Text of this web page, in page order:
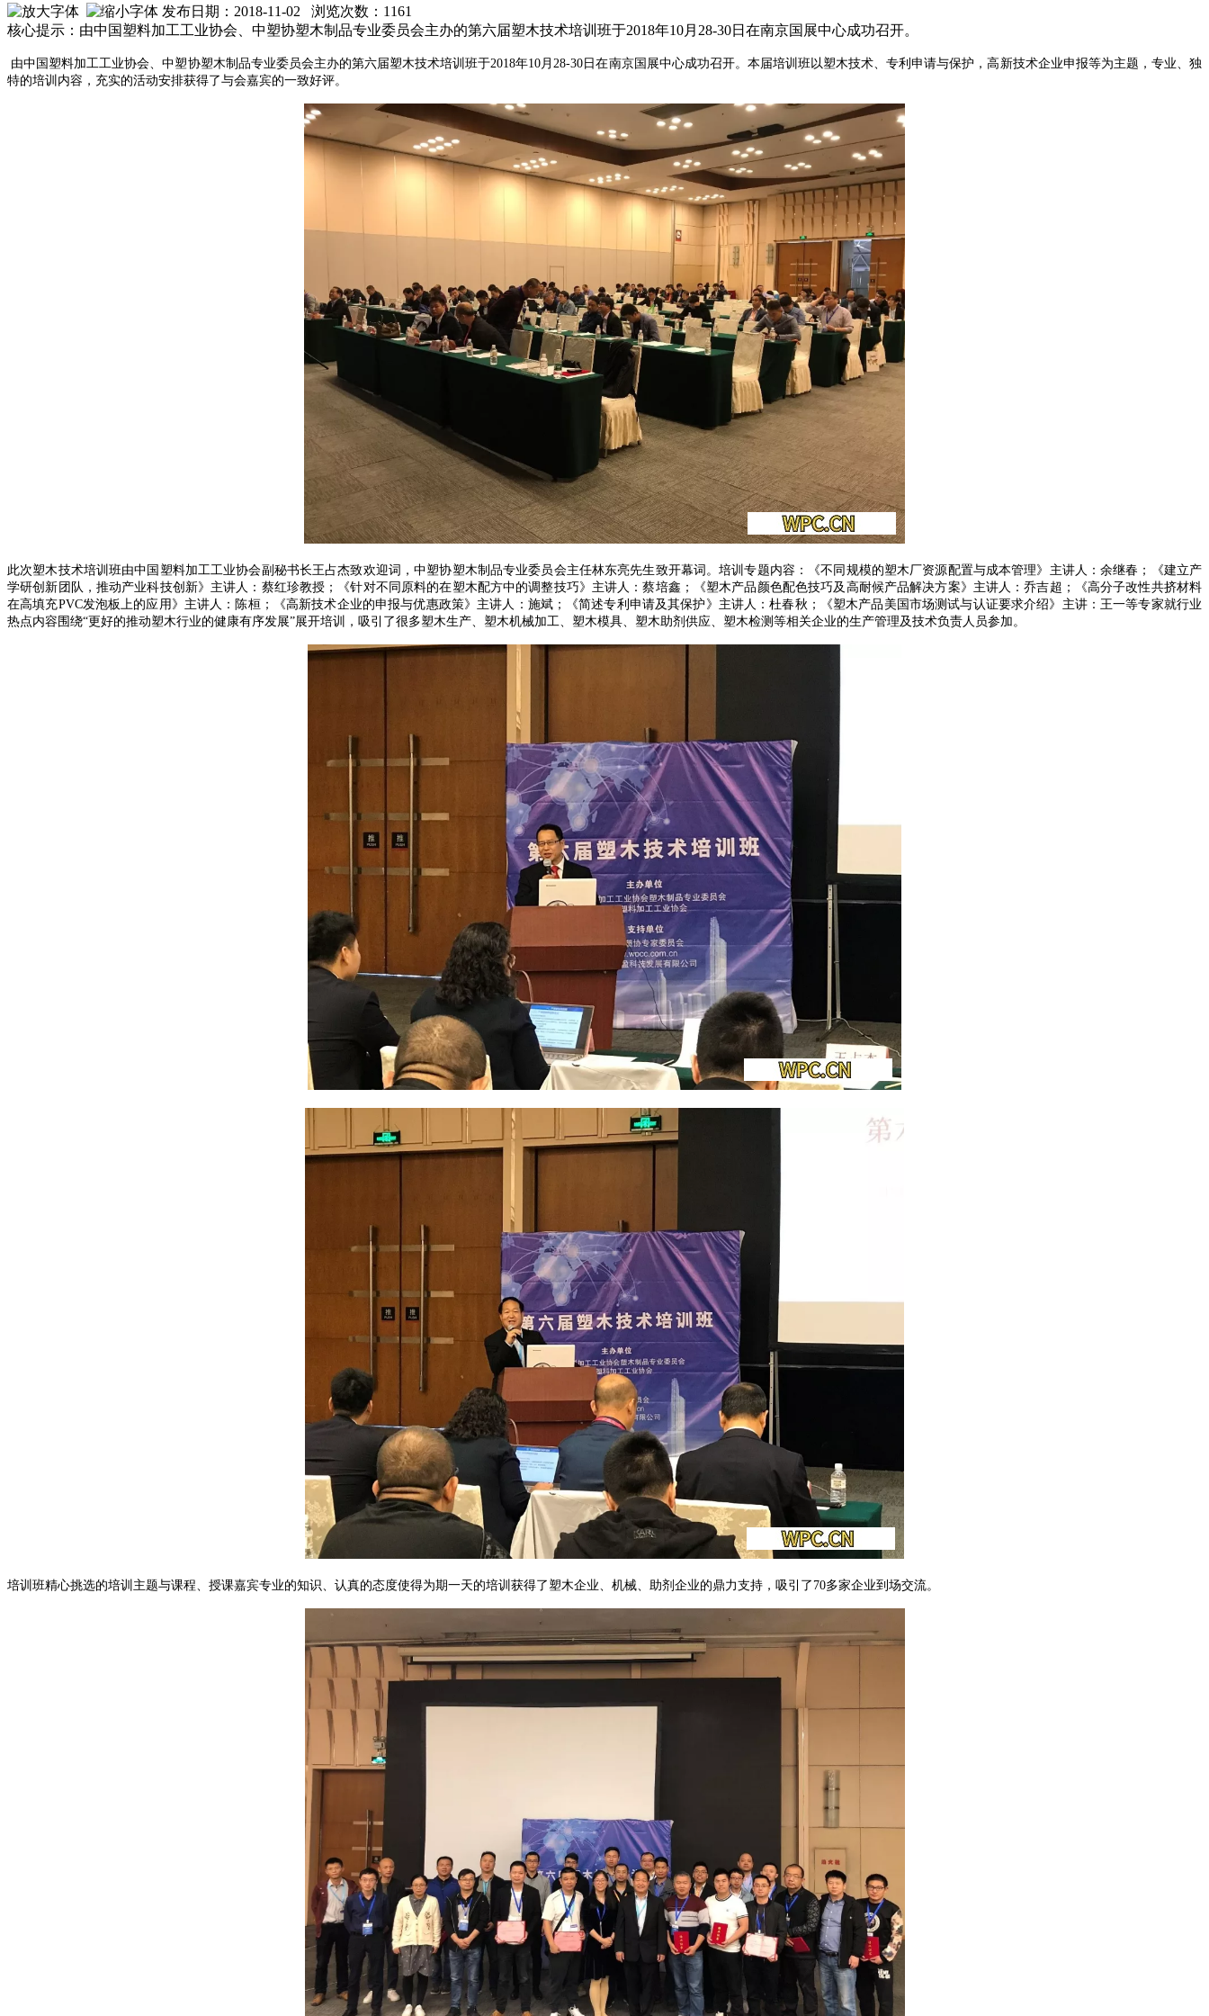
发布日期：2018-11-02 浏览次数： 1161
核心提示：由中国塑料加工工业协会、中塑协塑木制品专业委员会主办的第六届塑木技术培训班于2018年10月28-30日在南京国展中心成功召开。
由中国塑料加工工业协会、中塑协塑木制品专业委员会主办的第六届塑木技术培训班于2018年10月28-30日在南京国展中心成功召开。本届培训班以塑木技术、专利申请与保护，高新技术企业申报等为主题，专业、独
特的培训内容，充实的活动安排获得了与会嘉宾的一致好评。
此次塑木技术培训班由中国塑料加工工业协会副秘书长王占杰致欢迎词，中塑协塑木制品专业委员会主任林东亮先生致开幕词。培训专题内容：《不同规模的塑木厂资源配置与成本管理》主讲人：余继春；《建立产
学研创新团队，推动产业科技创新》主讲人：蔡红珍教授；《针对不同原料的在塑木配方中的调整技巧》主讲人：蔡培鑫；《塑木产品颜色配色技巧及高耐候产品解决方案》主讲人：乔吉超；《高分子改性共挤材料
在高填充PVC发泡板上的应用》主讲人：陈桓；《高新技术企业的申报与优惠政策》主讲人：施斌；《简述专利申请及其保护》主讲人：杜春秋；《塑木产品美国市场测试与认证要求介绍》主讲：王一等专家就行业
热点内容围绕“更好的推动塑木行业的健康有序发展”展开培训，吸引了很多塑木生产、塑木机械加工、塑木模具、塑木助剂供应、塑木检测等相关企业的生产管理及技术负责人员参加。
培训班精心挑选的培训主题与课程、授课嘉宾专业的知识、认真的态度使得为期一天的培训获得了塑木企业、机械、助剂企业的鼎力支持，吸引了70多家企业到场交流。